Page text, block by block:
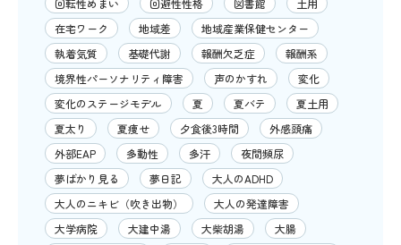
回転性めまい 回避性性格 図書館
土用
在宅ワーク
地域差
地域産業保健センター
執着気質
基礎代謝 報酬欠乏症
報酬系
境界性パーソナリティ障害
声のかすれ
変化
変化のステージモデル
夏 夏バテ
夏土用
夏太り
夏痩せ 夕食後3時間
外感頭痛
外部EAP
多動性 多汗
夜間頻尿
夢ばかり見る
夢日記
大人のADHD
大人のニキビ（吹き出物）
大人の発達障害
大学病院
大建中湯 大柴胡湯
大腸